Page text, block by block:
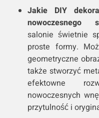
Jakie DIY
nowoczesnego
salonie świetnie
proste formy.
geometryczne
także stworzyć
efektowne
nowoczesnych
przytulność i